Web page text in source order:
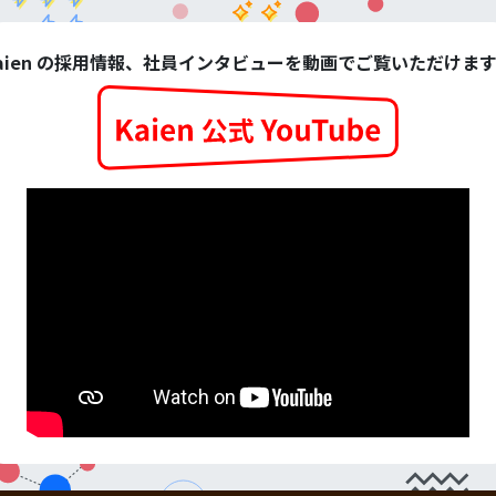
の採用情報、社員インタビューを動画でご覧いただけま